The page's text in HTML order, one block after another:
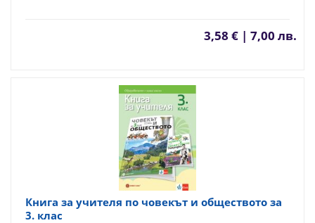
3,58 € | 7,00 лв.
Книга за учителя по човекът и обществото за
3. клас